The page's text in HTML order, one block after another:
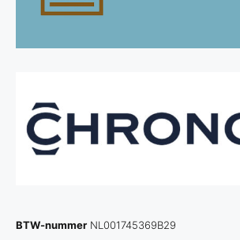
BTW-nummer NL001745369B29